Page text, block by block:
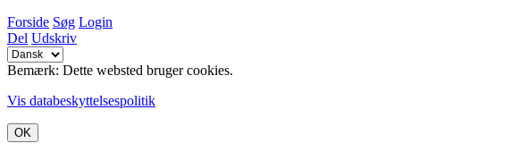
Forside Søg Login
Del Udskriv
Bemærk: Dette websted bruger cookies.
Vis databeskyttelsespolitik
OK